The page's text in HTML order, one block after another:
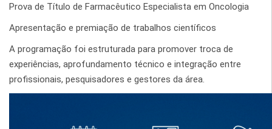
Prova de Título de Farmacêutico Especialista em Oncologia
Apresentação e premiação de trabalhos científicos
A programação foi estruturada para promover troca de
experiências, aprofundamento técnico e integração entre
profissionais, pesquisadores e gestores da área.